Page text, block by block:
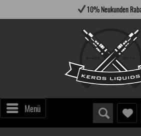
10% Neukunden Rabatt
Menü